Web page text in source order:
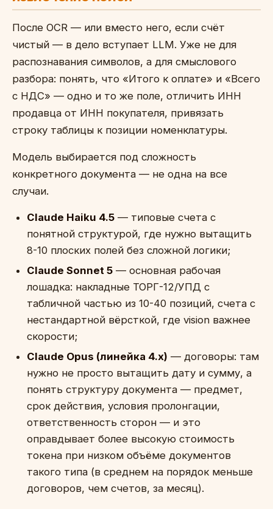
После OCR — или вместо него, если счёт
чистый — в дело вступает LLM. Уже не для
распознавания символов, а для смыслового
разбора: понять, что «Итого к оплате» и «Всего
с НДС» — одно и то же поле, отличить ИНН
продавца от ИНН покупателя, привязать
строку таблицы к позиции номенклатуры.
Модель выбирается под сложность
конкретного документа — не одна на все
случаи.
Claude Haiku 4.5 — типовые счета с
понятной структурой, где нужно вытащить
8-10 плоских полей без сложной логики;
Claude Sonnet 5 — основная рабочая
лошадка: накладные ТОРГ-12/УПД с
табличной частью из 10-40 позиций, счета с
нестандартной вёрсткой, где vision важнее
скорости;
Claude Opus (линейка 4.x) — договоры: там
нужно не просто вытащить дату и сумму, а
понять структуру документа — предмет,
срок действия, условия пролонгации,
ответственность сторон — и это
оправдывает более высокую стоимость
токена при низком объёме документов
такого типа (в среднем на порядок меньше
договоров, чем счетов, за месяц).